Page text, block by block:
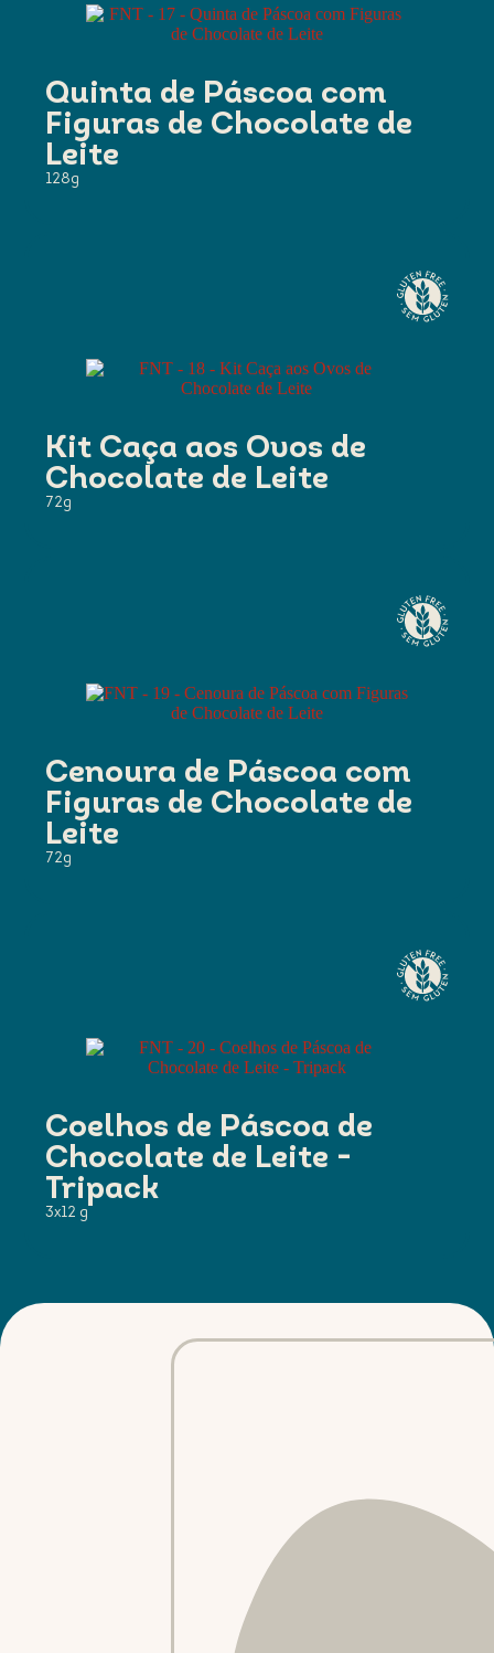
Quinta de Páscoa com
Figuras de Chocolate de
Leite
128g
Kit Caça aos Ovos de
Chocolate de Leite
72g
Cenoura de Páscoa com
Figuras de Chocolate de
Leite
72g
Coelhos de Páscoa de
Chocolate de Leite -
Tripack
3x12 g